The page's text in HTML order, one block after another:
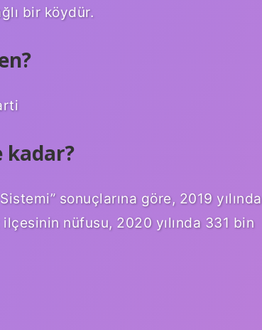
bir köydür.
kadar?
sonuçlarına göre, 2019 yılında
nüfusu, 2020 yılında 331 bin